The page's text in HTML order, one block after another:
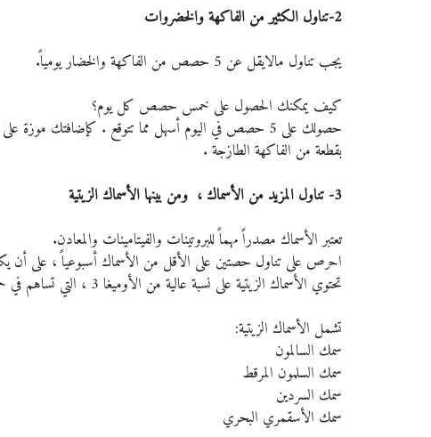
2-تناول الكثير من الفاكهة والخضروات
يجب تناول مالايقل عن 5 حصص من الفاكهة والخضار يومياً.
كيف يمكنك الحصول على خمس حصص كل يوم؟
حصولك على 5 حصص في اليوم أسهل مما تتوقع . كإضافتك
بقطعة من الفاكهة الطازجة .
3- تناول المزيد من الأسماك ،  ومن بينها الأسماك الزيتية
تعتبر الأسماك مصدراً مهماً للبروتينات والفيتامينات والمعادن.
احرص على تناول حصتين على الأقل من الأسماك أسبوعياً ، على أن
تحتوي الأسماك الزيتية على نسبة عالية من الأوميغا 3 ، التي تساهم في حماية القلب ووقايته من الأمراض .
تشمل الأسماك الزيتية:
سمك السالمون
سمك السلمون المرقط
سمك السردين
سمك الأسقمري البحري